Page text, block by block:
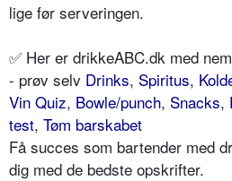
lige før serveringen.
✅ Her er drikkeABC.dk med
- prøv selv Drinks, Spiritus,
Vin Quiz, Bowle/punch, Snacks,
test, Tøm barskabet
Få succes som bartender med
dig med de bedste opskrifter.